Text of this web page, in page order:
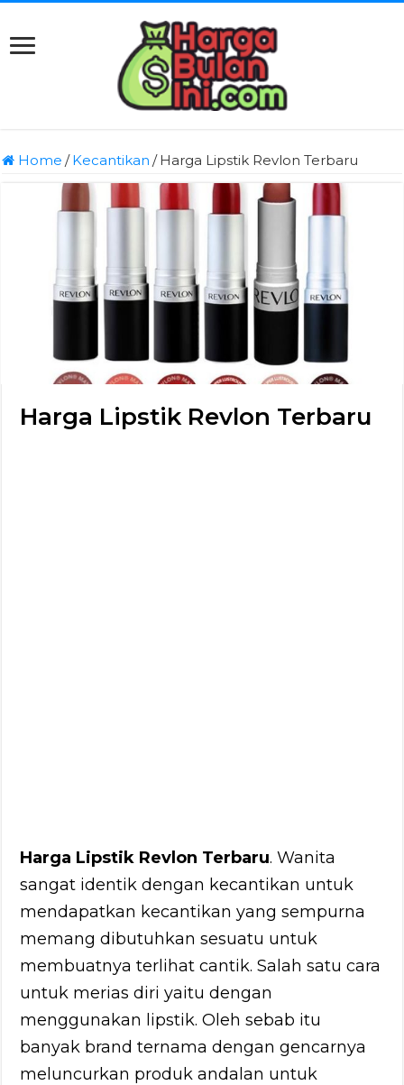
Home /Kecantikan /Harga Lipstik Revlon Terbaru
Harga Lipstik Revlon Terbaru
Harga Lipstik Revlon Terbaru. Wanita
sangat identik dengan kecantikan untuk
mendapatkan kecantikan yang sempurna
memang dibutuhkan sesuatu untuk
membuatnya terlihat cantik. Salah satu cara
untuk merias diri yaitu dengan
menggunakan lipstik. Oleh sebab itu
banyak brand ternama dengan gencarnya
meluncurkan produk andalan untuk